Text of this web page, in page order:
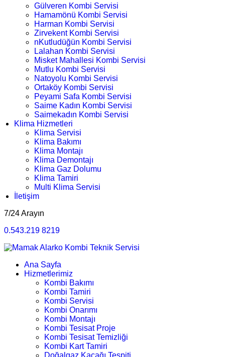
Gülveren Kombi Servisi
Hamamönü Kombi Servisi
Harman Kombi Servisi
Zirvekent Kombi Servisi
nKutludüğün Kombi Servisi
Lalahan Kombi Servisi
Misket Mahallesi Kombi Servisi
Mutlu Kombi Servisi
Natoyolu Kombi Servisi
Ortaköy Kombi Servisi
Peyami Safa Kombi Servisi
Saime Kadın Kombi Servisi
Saimekadın Kombi Servisi
Klima Hizmetleri
Klima Servisi
Klima Bakımı
Klima Montajı
Klima Demontajı
Klima Gaz Dolumu
Klima Tamiri
Multi Klima Servisi
İletişim
7/24 Arayın
0.543.219 8219
Ana Sayfa
Hizmetlerimiz
Kombi Bakımı
Kombi Tamiri
Kombi Servisi
Kombi Onarımı
Kombi Montajı
Kombi Tesisat Proje
Kombi Tesisat Temizliği
Kombi Kart Tamiri
Doğalgaz Kaçağı Tespiti